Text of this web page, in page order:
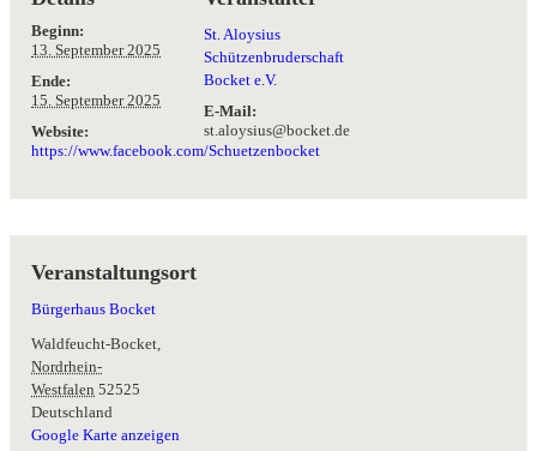
Beginn:
13. September 2025
Ende:
15. September 2025
Website:
https://www.facebook.com/Schuetzenbocket
St. Aloysius
Schützenbruderschaft
Bocket e.V.
E-Mail:
st.aloysius@bocket.de
Veranstaltungsort
Bürgerhaus Bocket
Waldfeucht-Bocket
Nordrhein-
Westfalen 52525
Deutschland
Google Karte anzeigen